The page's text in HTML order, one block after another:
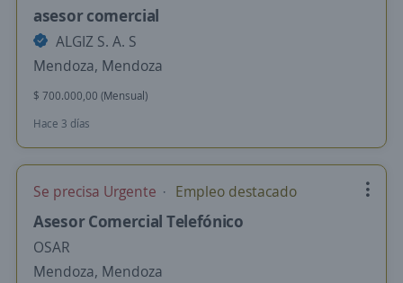
asesor comercial
ALGIZ S. A. S
Mendoza, Mendoza
$ 700.000,00 (Mensual)
Hace 3 días
Se precisa Urgente Empleo destacado
Asesor Comercial Telefónico
OSAR
Mendoza, Mendoza